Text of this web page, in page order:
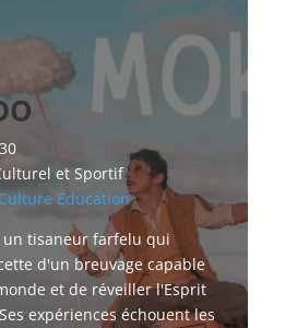
et Sportif
Culture Education
tisaneur farfelu qui
d'un breuvage capable
et de réveiller l'Esprit
expériences échouent les